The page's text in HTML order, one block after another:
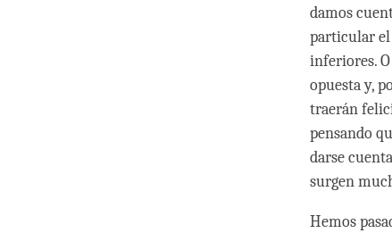
damos
particular
inferiores.
opuesta y,
traerán
pensando
darse
surgen
Hemos